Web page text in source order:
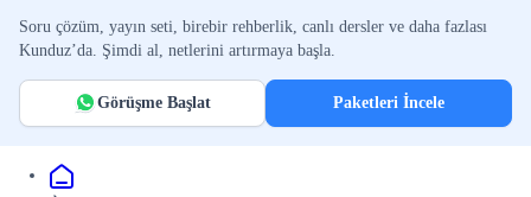
Soru çözüm, yayın seti, birebir rehberlik, canlı dersler ve daha fazlası
Kunduz’da. Şimdi al, netlerini artırmaya başla.
Görüşme Başlat Paketleri İncele